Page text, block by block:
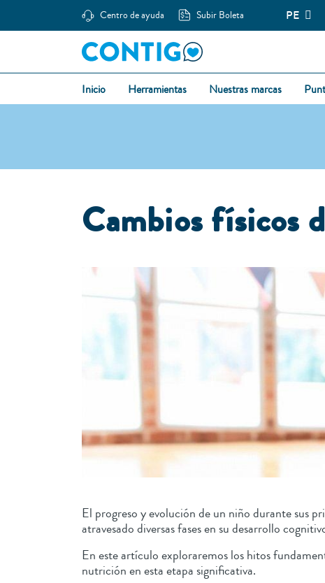
Centro de ayuda Subir Boleta PE
Inicio Herramientas Nuestras marcas
Cambios físicos
El progreso y evolución de un niño durante sus
atravesado diversas fases en su desarrollo
En este artículo exploraremos los hitos
nutrición en esta etapa significativa.